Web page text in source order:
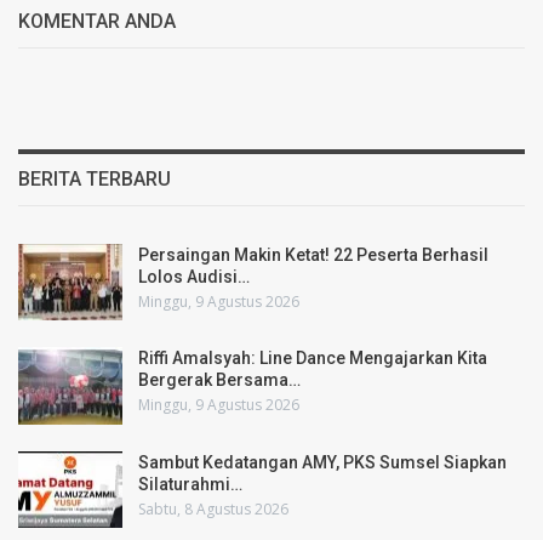
KOMENTAR ANDA
BERITA TERBARU
Persaingan Makin Ketat! 22 Peserta Berhasil
Lolos Audisi…
Minggu, 9 Agustus 2026
Riffi Amalsyah: Line Dance Mengajarkan Kita
Bergerak Bersama…
Minggu, 9 Agustus 2026
Sambut Kedatangan AMY, PKS Sumsel Siapkan
Silaturahmi…
Sabtu, 8 Agustus 2026